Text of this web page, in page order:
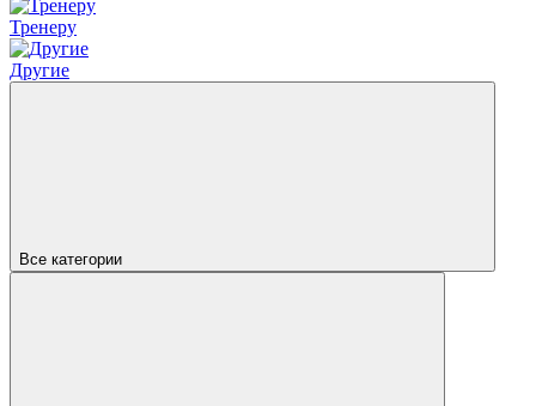
Тренеру
Другие
Все категории